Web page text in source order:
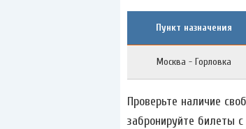
Пункт назначения
Москва - Горловка
Проверьте наличие
забронируйте билеты